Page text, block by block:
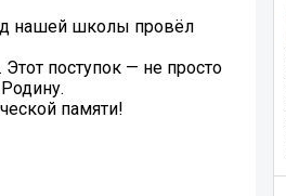
нашей школы провёл
поступок — не просто
памяти!